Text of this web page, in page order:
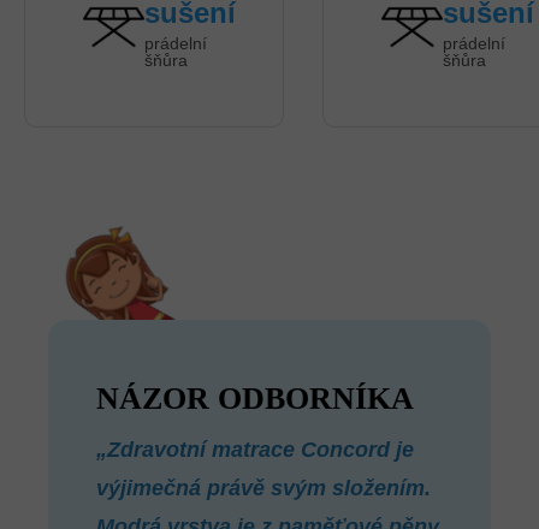
sušení
prádelní
šňůra
sušení
prádelní
šňůra
NÁZOR ODBORNÍKA
„Zdravotní matrace Concord je
výjimečná právě svým složením.